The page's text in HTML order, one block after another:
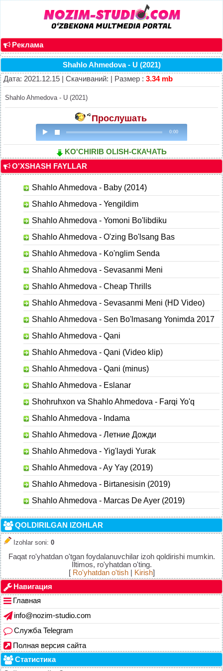
Реклама
Shahlo Ahmedova - U (2021)
Дата: 2021.12.15 | Скачиваний: | Размер : 3.34 mb
Shahlo Ahmedova - U (2021)
Прослушать
0:00
KO'CHIRIB OLISH-СКАЧАТЬ
O'XSHASH FAYLLAR
Shahlo Ahmedova - Baby (2014)
Shahlo Ahmedova - Yengildim
Shahlo Ahmedova - Yomoni Bo'libdiku
Shahlo Ahmedova - O'zing Bo'lsang Bas
Shahlo Ahmedova - Ko'nglim Senda
Shahlo Ahmedova - Sevasanmi Meni
Shahlo Ahmedova - Cheap Thrills
Shahlo Ahmedova - Sevasanmi Meni (HD Video)
Shahlo Ahmedova - Sen Bo'lmasang Yonimda 2017
Shahlo Ahmedova - Qani
Shahlo Ahmedova - Qani (Video klip)
Shahlo Ahmedova - Qani (minus)
Shahlo Ahmedova - Eslanar
Shohruhxon va Shahlo Ahmedova - Farqi Yo'q
Shahlo Ahmedova - Indama
Shahlo Ahmedova - Летние Дожди
Shahlo Ahmedova - Yig'laydi Yurak
Shahlo Ahmedova - Ay Yay (2019)
Shahlo Ahmedova - Birtanesisin (2019)
Shahlo Ahmedova - Marcas De Ayer (2019)
QOLDIRILGAN IZOHLAR
Izohlar soni: 0
Faqat ro'yhatdan o'tgan foydalanuvchilar izoh qoldirishi mumkin.
Iltimos, ro'yhatdan o'ting.
[ Ro'yhatdan o'tish| Kirish]
Навигация
Главная
info@nozim-studio.com
Служба Telegram
Полная версия сайта
Статистика